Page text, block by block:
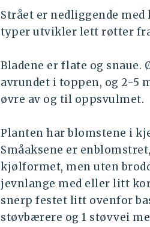
Strået er nedliggende
typer utvikler lett røtter
Bladene er flate og
avrundet i toppen, og 2-5
øvre av og til oppsvulmet.
Planten har blomstene i
Småaksene er
kjølformet, men uten
jevnlange med eller litt
snerp festet litt ovenfor
støvbærere og 1 støvvei